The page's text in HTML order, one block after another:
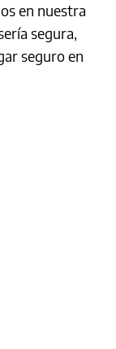
en nuestra
segura,
seguro en